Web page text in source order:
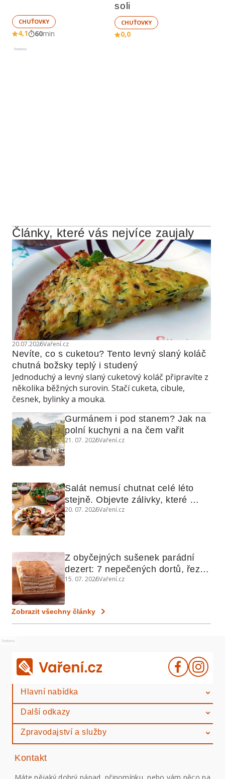
CHUŤOVKY
4,1 60min
soli
CHUŤOVKY
0,0
Reklama
Reklama
Články, které vás nejvíce zaujaly
20.07.2026Vaření.cz
Nevíte, co s cuketou? Tento levný slaný koláč
chutná božsky teplý i studený
Jednoduchý a levný slaný cuketový koláč připravíte z
několika běžných surovin. Stačí cuketa, cibule,
česnek, bylinky a mouka.
Gurmánem i pod stanem? Jak na
polní kuchyni a na čem vařit
21. 07. 2026Vaření.cz
Salát nemusí chutnat celé léto
stejně. Objevte zálivky, které
využijete i na maso, nudle nebo
20. 07. 2026Vaření.cz
Z obyčejných sušenek parádní
dezert: 7 nepečených dortů, řezů
a koláčů
15. 07. 2026Vaření.cz
Zobrazit všechny články
Reklama
Hlavní nabídka
Další odkazy
Zpravodajství a služby
Kontakt